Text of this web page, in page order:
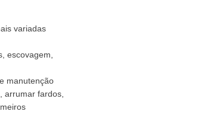
variadas
escovagem,
manutenção
arrumar fardos,